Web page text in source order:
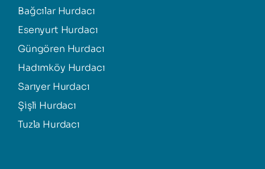
Bağcılar Hurdacı
Esenyurt Hurdacı
Güngören Hurdacı
Hadımköy Hurdacı
Sarıyer Hurdacı
Şişli Hurdacı
Tuzla Hurdacı